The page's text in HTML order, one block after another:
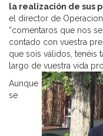
la realización de sus
el director de
“comentaros que nos
contado con vuestra
que sois válidos, tenéis
largo de vuestra vida
Aunque
se